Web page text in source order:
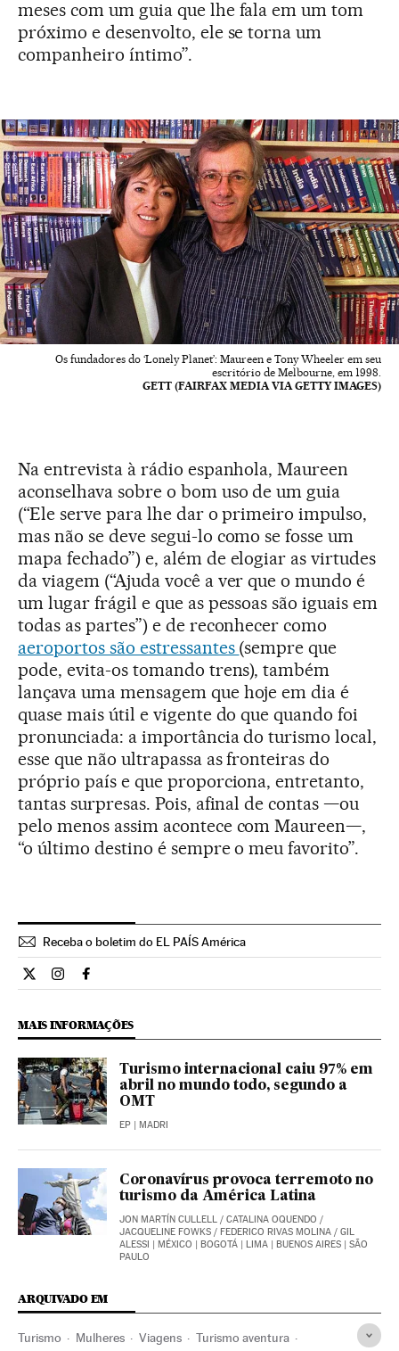
meses com um guia que lhe fala em um tom
próximo e desenvolto, ele se torna um
companheiro íntimo”.
Os fundadores do ‘Lonely Planet’: Maureen e Tony Wheeler em seu
escritório de Melbourne, em 1998.
GETT (FAIRFAX MEDIA VIA GETTY IMAGES)
Na entrevista à rádio espanhola, Maureen
aconselhava sobre o bom uso de um guia
(“Ele serve para lhe dar o primeiro impulso,
mas não se deve segui-lo como se fosse um
mapa fechado”) e, além de elogiar as virtudes
da viagem (“Ajuda você a ver que o mundo é
um lugar frágil e que as pessoas são iguais em
todas as partes”) e de reconhecer como
aeroportos são estressantes (sempre que
pode, evita-os tomando trens), também
lançava uma mensagem que hoje em dia é
quase mais útil e vigente do que quando foi
pronunciada: a importância do turismo local,
esse que não ultrapassa as fronteiras do
próprio país e que proporciona, entretanto,
tantas surpresas. Pois, afinal de contas —ou
pelo menos assim acontece com Maureen—,
“o último destino é sempre o meu favorito”.
Receba o boletim do EL PAÍS América
Estilo El País Brasil en Twitter
Estilo El País Brasil en Instagram
Estilo El País Brasil en Facebook
MAIS INFORMAÇÕES
Turismo internacional caiu 97% em
abril no mundo todo, segundo a
OMT
EP | MADRI
Coronavírus provoca terremoto no
turismo da América Latina
JON MARTÍN CULLELL / CATALINA OQUENDO /
JACQUELINE FOWKS / FEDERICO RIVAS MOLINA / GIL
ALESSI | MÉXICO | BOGOTÁ | LIMA | BUENOS AIRES | SÃO
PAULO
ARQUIVADO EM
Turismo Mulheres Viagens Turismo aventura